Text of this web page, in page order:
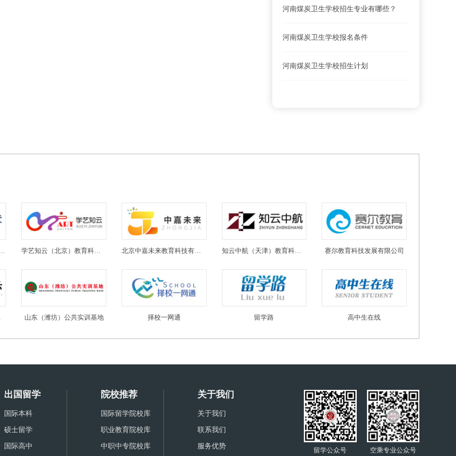
河南煤炭卫生学校招生专业有哪些？
河南煤炭卫生学校报名条件
河南煤炭卫生学校招生计划
教育科技有限公司 学艺知云（北京）教育科技有限公司 北京中嘉未来教育科技有限公司 知云中航（天津）教育科技有限公司 赛尔教育科技发展有限公司
山东（潍坊）公共实训基地 择校一网通 留学路 高中生在线
出国留学
国际本科
硕士留学
国际高中
院校推荐
国际留学院校库
职业教育院校库
中职中专院校库
关于我们
关于我们
联系我们
服务优势
空乘专业公众号
留学公众号